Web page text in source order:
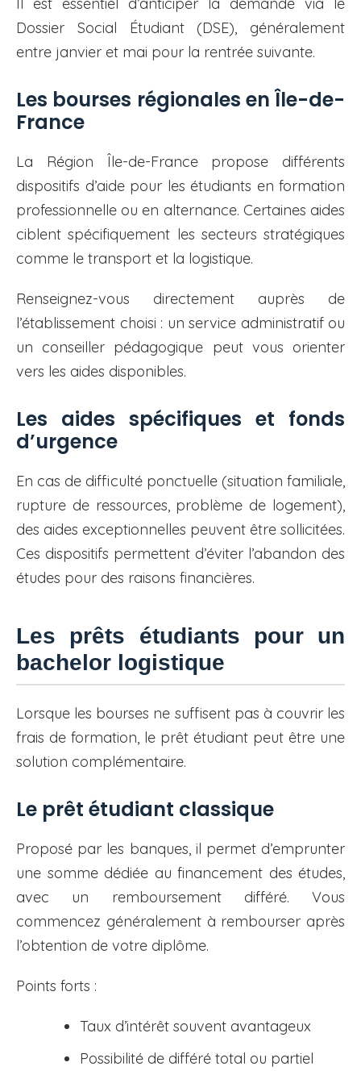
Il est essentiel d’anticiper la demande via le
Dossier Social Étudiant (DSE), généralement
entre janvier et mai pour la rentrée suivante.
Les bourses régionales en Île-de-
France
La Région Île-de-France propose différents
dispositifs d’aide pour les étudiants en formation
professionnelle ou en alternance. Certaines aides
ciblent spécifiquement les secteurs stratégiques
comme le transport et la logistique.
Renseignez-vous directement auprès de
l’établissement choisi : un service administratif ou
un conseiller pédagogique peut vous orienter
vers les aides disponibles.
Les aides spécifiques et fonds
d’urgence
En cas de difficulté ponctuelle (situation familiale,
rupture de ressources, problème de logement),
des aides exceptionnelles peuvent être sollicitées.
Ces dispositifs permettent d’éviter l’abandon des
études pour des raisons financières.
Les prêts étudiants pour un
bachelor logistique
Lorsque les bourses ne suffisent pas à couvrir les
frais de formation, le prêt étudiant peut être une
solution complémentaire.
Le prêt étudiant classique
Proposé par les banques, il permet d’emprunter
une somme dédiée au financement des études,
avec un remboursement différé. Vous
commencez généralement à rembourser après
l’obtention de votre diplôme.
Points forts :
Taux d’intérêt souvent avantageux
Possibilité de différé total ou partiel